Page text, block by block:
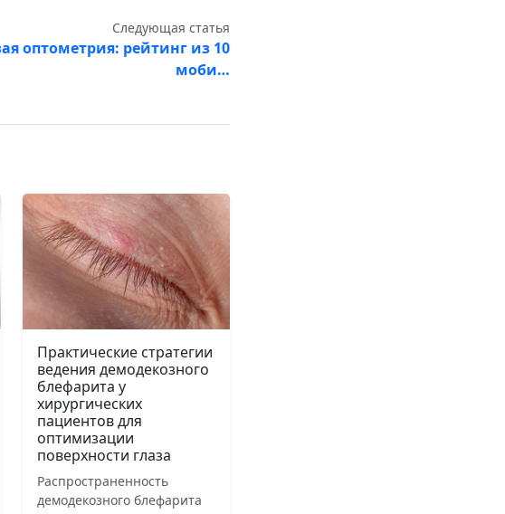
Следующая статья
оптометрия: рейтинг из 10
моби…
Практические стратегии
ведения демодекозного
блефарита у
хирургических
пациентов для
оптимизации
поверхности глаза
Распространенность
демодекозного блефарита